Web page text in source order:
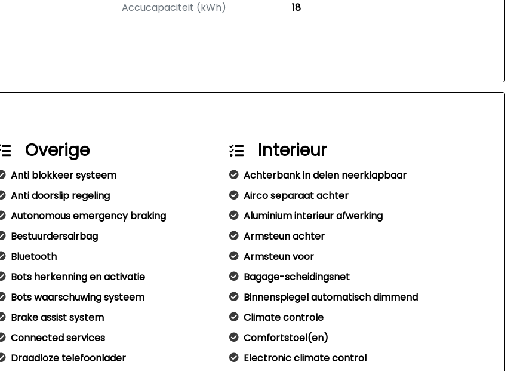
Accucapaciteit (kWh)
18
Overige
Anti blokkeer systeem
Anti doorslip regeling
Autonomous emergency braking
Bestuurdersairbag
Bluetooth
Bots herkenning en activatie
Bots waarschuwing systeem
Brake assist system
Connected services
Draadloze telefoonlader
Interieur
Achterbank in delen neerklapbaar
Airco separaat achter
Aluminium interieur afwerking
Armsteun achter
Armsteun voor
Bagage-scheidingsnet
Binnenspiegel automatisch dimmend
Climate controle
Comfortstoel(en)
Electronic climate control